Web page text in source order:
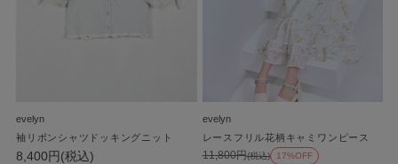
evelyn
袖リボンシャツドッキングニット
8,400円(税込)
evelyn
レースフリル花柄キャミワンピース
11,800円(税込) 17%OFF